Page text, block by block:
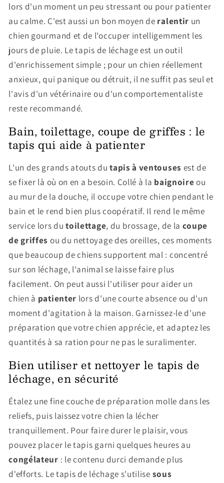
lors d'un moment un peu stressant ou pour patienter
au calme. C'est aussi un bon moyen de ralentir un
chien gourmand et de l'occuper intelligemment les
jours de pluie. Le tapis de léchage est un outil
d'enrichissement simple ; pour un chien réellement
anxieux, qui panique ou détruit, il ne suffit pas seul et
l'avis d'un vétérinaire ou d'un comportementaliste
reste recommandé.
Bain, toilettage, coupe de griffes : le
tapis qui aide à patienter
L'un des grands atouts dutapis à ventouses est de
se fixer là où on en a besoin. Collé à la baignoireou
au mur de la douche, il occupe votre chien pendant le
bain et le rend bien plus coopératif. Il rend le même
service lors dutoilettage, du brossage, de la coupe
de griffes ou du nettoyage des oreilles, ces moments
que beaucoup de chiens supportent mal : concentré
sur son léchage, l'animal se laisse faire plus
facilement. On peut aussi l'utiliser pour aider un
chien à patienter lors d'une courte absence ou d'un
moment d'agitation à la maison. Garnissez-le d'une
préparation que votre chien apprécie, et adaptez les
quantités à sa ration pour ne pas le suralimenter.
Bien utiliser et nettoyer le tapis de
léchage, en sécurité
Étalez une fine couche de préparation molle dans les
reliefs, puis laissez votre chien la lécher
tranquillement. Pour faire durer le plaisir, vous
pouvez placer le tapis garni quelques heures au
congélateur : le contenu durci demande plus
d'efforts. Le tapis de léchage s'utilise sous